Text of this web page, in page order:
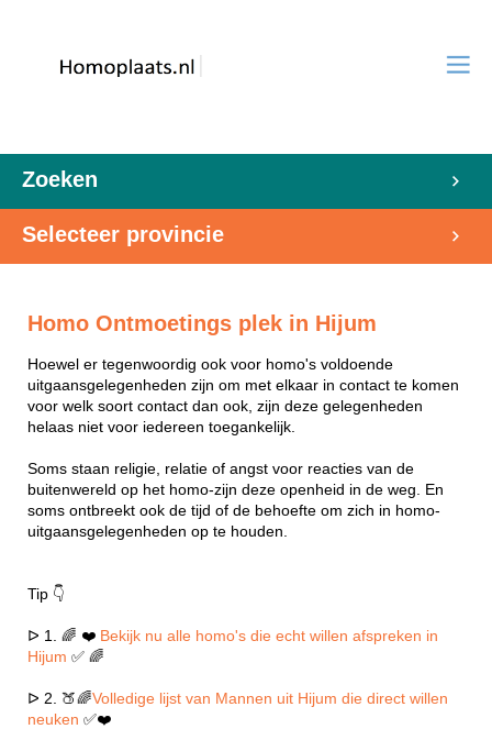
Zoeken
Selecteer provincie
Homo Ontmoetings plek in Hijum
Hoewel er tegenwoordig ook voor homo's voldoende
uitgaansgelegenheden zijn om met elkaar in contact te komen
voor welk soort contact dan ook, zijn deze gelegenheden
helaas niet voor iedereen toegankelijk.
Soms staan religie, relatie of angst voor reacties van de
buitenwereld op het homo-zijn deze openheid in de weg. En
soms ontbreekt ook de tijd of de behoefte om zich in homo-
uitgaansgelegenheden op te houden.
Tip 👇
ᐅ 1. 🌈 ❤️ Bekijk nu alle homo's die echt willen afspreken in
Hijum ✅ 🌈
ᐅ 2. 🍑🌈Volledige lijst van Mannen uit Hijum die direct willen
neuken ✅❤️